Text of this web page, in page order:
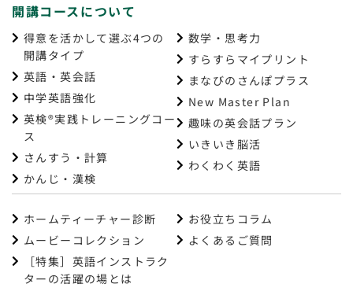
開講コースについて
得意を活かして選ぶ4つの
開講タイプ
英語・英会話
中学英語強化
英検®実践トレーニングコー
ス
さんすう・計算
かんじ・漢検
数学・思考力
すらすらマイプリント
まなびのさんぽプラス
New Master Plan
趣味の英会話プラン
いきいき脳活
わくわく英語
ホームティーチャー診断
ムービーコレクション
［特集］英語インストラク
ターの活躍の場とは
お役立ちコラム
よくあるご質問